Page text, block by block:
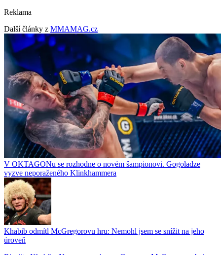
Reklama
Další články z MMAMAG.cz
V OKTAGONu se rozhodne o novém šampionovi. Gogoladze
vyzve neporaženého Klinkhammera
Khabib odmítl McGregorovu hru: Nemohl jsem se snížit na jeho
úroveň